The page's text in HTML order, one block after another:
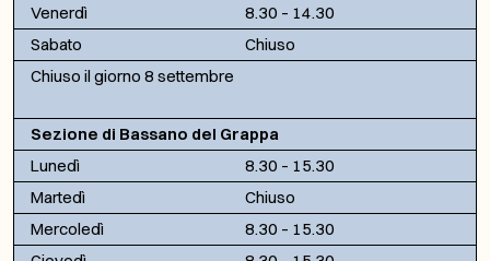
Venerdì
8.30 – 14.30
Sabato
Chiuso
Chiuso il giorno 8 settembre
Sezione di Bassano del Grappa
Lunedì
8.30 – 15.30
Martedì
Chiuso
Mercoledì
8.30 – 15.30